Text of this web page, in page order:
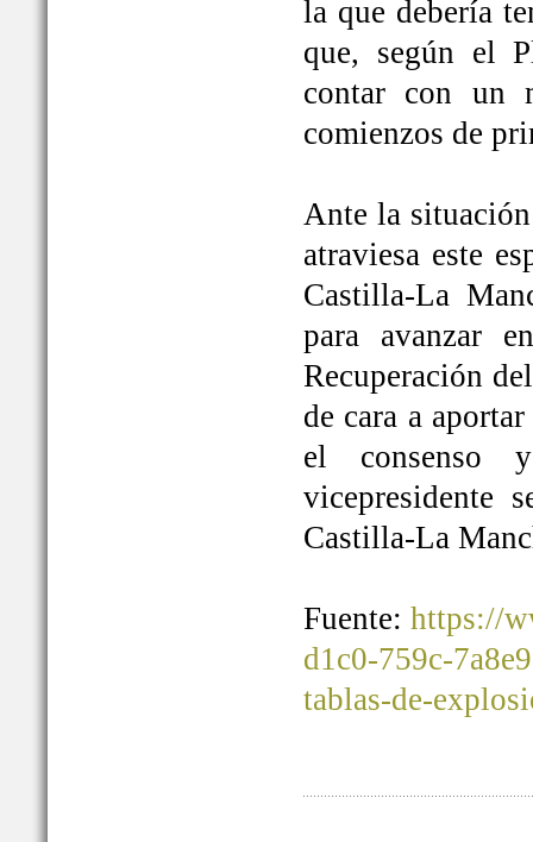
la que debería
que, según el
contar con un
comienzos de
Ante la
atraviesa este
Castilla-La
para avanzar
Recuperación
de cara a
el consenso
vicepresidente
Castilla-La
Fuente: https://
d1c0-759c-
tablas-de-